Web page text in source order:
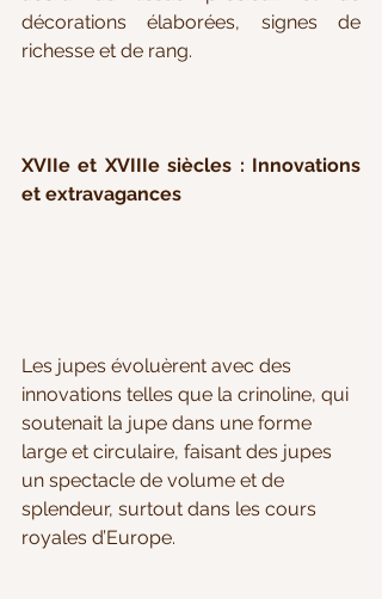
décorations élaborées, signes de
richesse et de rang.
XVIIe et XVIIIe siècles : Innovations
et extravagances
Les jupes évoluèrent avec des
innovations telles que la crinoline, qui
soutenait la jupe dans une forme
large et circulaire, faisant des jupes
un spectacle de volume et de
splendeur, surtout dans les cours
royales d’Europe.